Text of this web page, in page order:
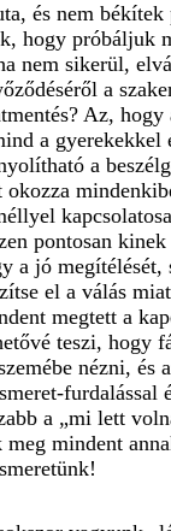
és nem
hogy próbáljuk
nem sikerül,
a
Az, hogy
a gyerekekkel
a
okozza
pontosan
a jó megítélését,
el a válás
megtett a
teszi, hogy
nézni, és
furdalással
a „mi lett
meg mindent